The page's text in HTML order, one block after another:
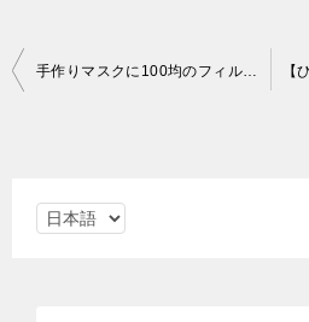
投
手作りマスクに100均のフィルターをつけてみた
言